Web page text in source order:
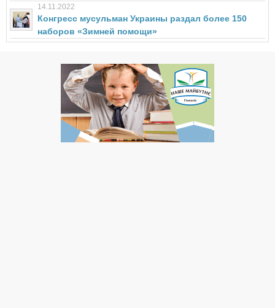
14.11.2022
Конгресс мусульман Украины раздал более 150
наборов «Зимней помощи»